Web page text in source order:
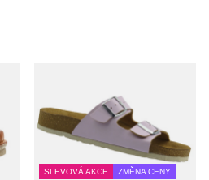
SLEVOVÁ AKCE ZMĚNA CENY